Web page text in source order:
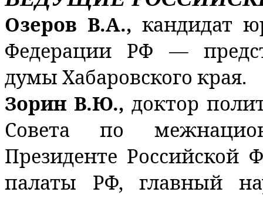
Озеров В.А., кандидат
Федерации РФ —
думы Хабаровского края.
Зорин В.Ю., доктор
Совета по
Президенте Российской
палаты РФ, главный